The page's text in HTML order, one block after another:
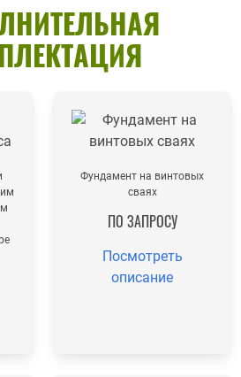
Фундамент на винтовых
сваях
ПО ЗАПРОСУ
Посмотреть
описание